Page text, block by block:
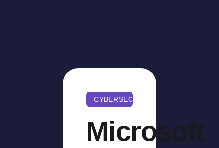
CYBERSECURITY
Microsoft